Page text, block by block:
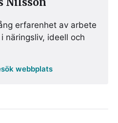
erfarenhet av arbete
näringsliv, ideell och
webbplats